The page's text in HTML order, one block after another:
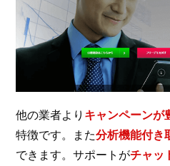
他の業者より キャンペーンが
特徴です。また分析機能付き
できます。サポートがチャッ